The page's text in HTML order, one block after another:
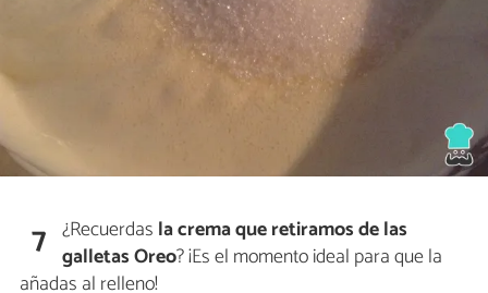
7 ¿Recuerdas la crema que retiramos de las
galletas Oreo? ¡Es el momento ideal para que la
añadas al relleno!